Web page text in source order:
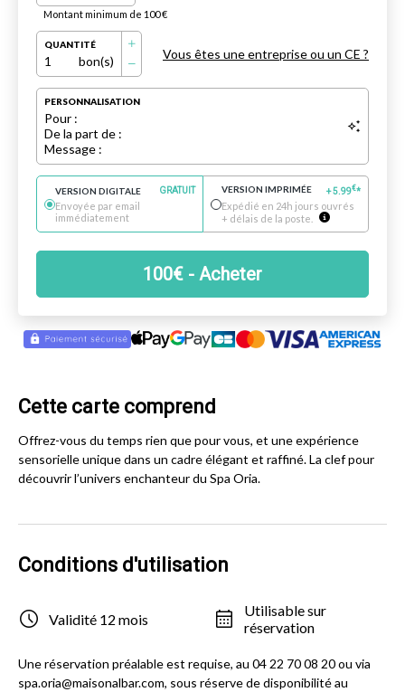
Montant minimum de 100 €
QUANTITÉ
1 bon(s) Vous êtes une entreprise ou un CE ?
PERSONNALISATION
Pour :
De la part de :
Message :
VERSION DIGITALE GRATUIT
Envoyée par email
immédiatement
VERSION IMPRIMÉE +5.99€*
Expédié en 24h jours ouvrés
+ délais de la poste.
100€ - Acheter
Cette carte comprend
Offrez-vous du temps rien que pour vous, et une expérience
sensorielle unique dans un cadre élégant et raffiné. La clef pour
découvrir l’univers enchanteur du Spa Oria.
Conditions d'utilisation
Validité 12 mois
Utilisable sur
réservation
Une réservation préalable est requise, au 04 22 70 08 20 ou via
spa.oria@maisonalbar.com, sous réserve de disponibilité au